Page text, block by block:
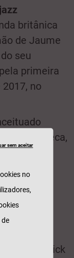
britânica
de Jaume
seu
primeira
no
Vilaseca,
jazz
dos
por Dick
sem aceitar
no